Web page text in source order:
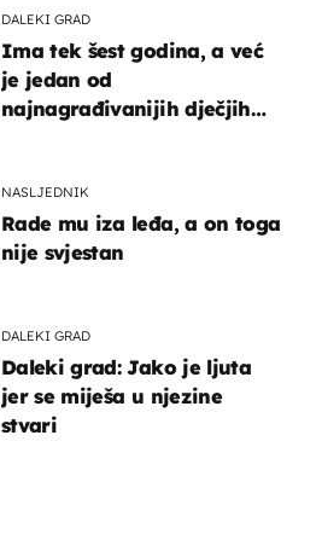
DALEKI GRAD
Ima tek šest godina, a već
je jedan od
najnagrađivanijih dječjih
NASLJEDNIK
Rade mu iza leđa, a on toga
nije svjestan
DALEKI GRAD
Daleki grad: Jako je ljuta
jer se miješa u njezine
stvari